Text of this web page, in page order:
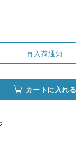
再入荷通知
カートに入れる